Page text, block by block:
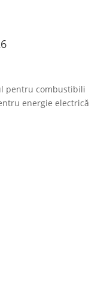
pentru combustibili
energie electrică